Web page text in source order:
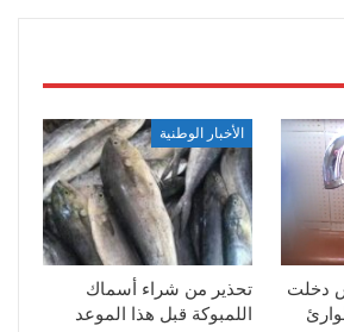
دخلت
الأخبار الوطنية
تحذير من شراء أسماك
اللمبوكة قبل هذا الموعد